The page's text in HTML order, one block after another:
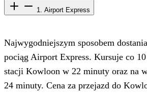
1. Airport Express
Najwygodniejszym sposobem
pociąg Airport Express. Kursuje co
stacji Kowloon w 22 minuty oraz na
24 minuty. Cena za przejazd do